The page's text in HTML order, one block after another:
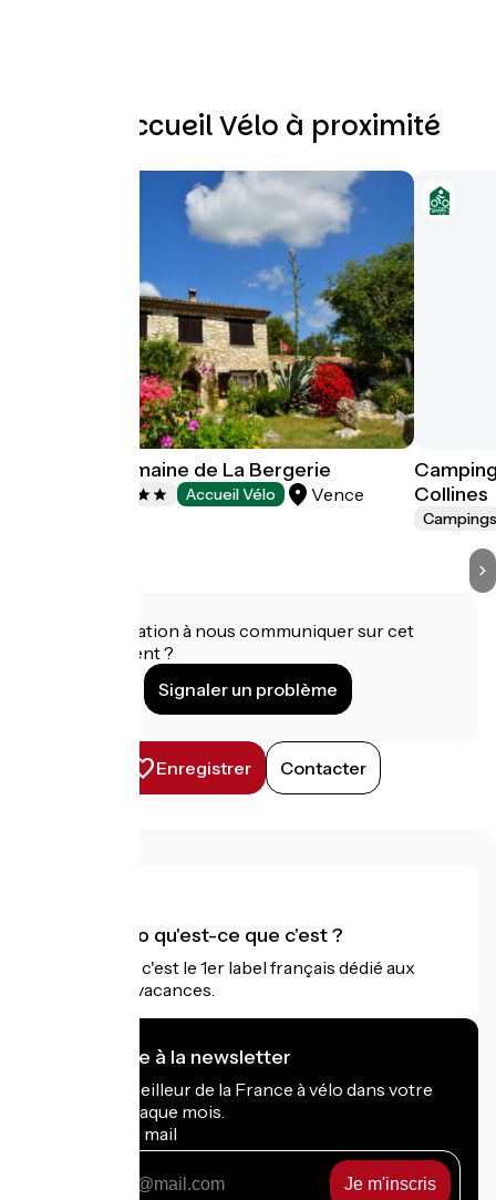
Autres Accueil Vélo à proximité
Camping Domaine de La Bergerie
Accueil Vélo Vence
Collines
Une information à nous communiquer sur cet
établissement ?
Signaler un problème
Enregistrer Contacter
Accueil Vélo qu'est-ce que c'est ?
Accueil Vélo c'est le 1er label français dédié aux
cyclistes en vacances.
Je m'abonne à la newsletter
Recevez le meilleur de la France à vélo dans votre
boîte mail chaque mois.
Mon adresse mail